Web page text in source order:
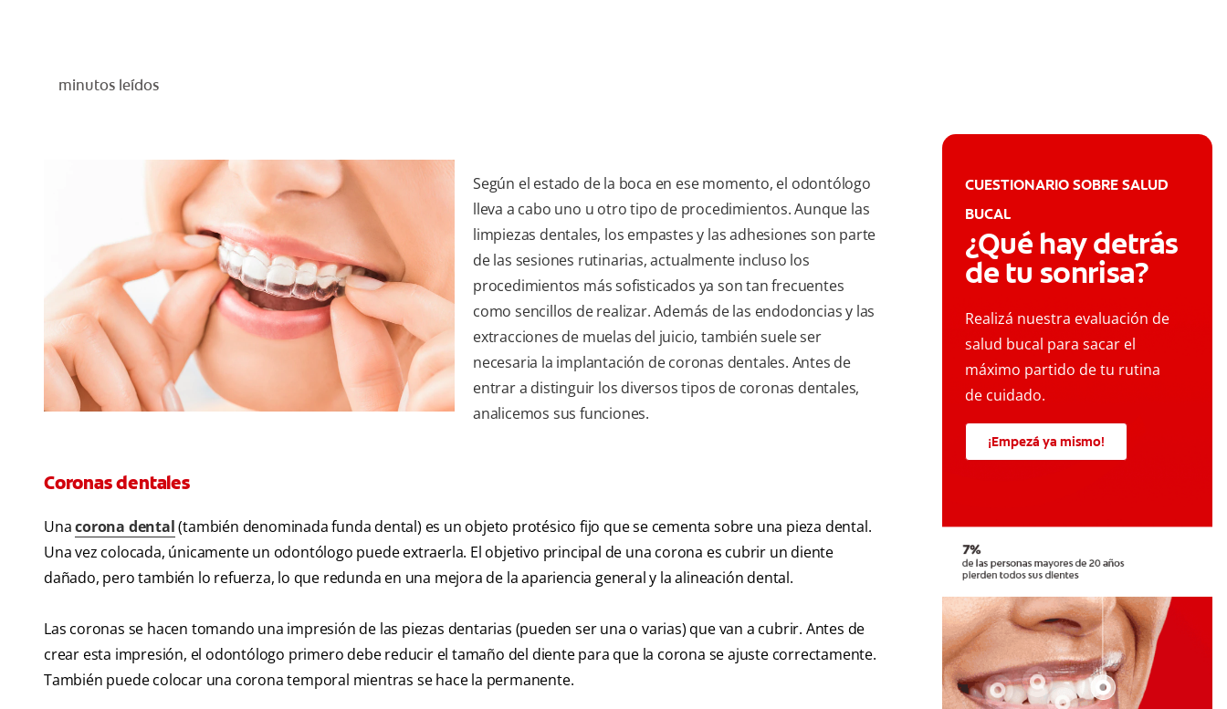
minutos leídos
Según el estado de la boca en ese momento, el odontólogo
lleva a cabo uno u otro tipo de procedimientos. Aunque las
limpiezas dentales, los empastes y las adhesiones son parte
de las sesiones rutinarias, actualmente incluso los
procedimientos más sofisticados ya son tan frecuentes
como sencillos de realizar. Además de las endodoncias y las
extracciones de muelas del juicio, también suele ser
necesaria la implantación de coronas dentales. Antes de
entrar a distinguir los diversos tipos de coronas dentales,
analicemos sus funciones.
Coronas dentales
Unacorona dental(también denominada funda dental) es un objeto protésico fijo que se cementa sobre una pieza dental.
Una vez colocada, únicamente un odontólogo puede extraerla. El objetivo principal de una corona es cubrir un diente
dañado, pero también lo refuerza, lo que redunda en una mejora de la apariencia general y la alineación dental.
Las coronas se hacen tomando una impresión de las piezas dentarias (pueden ser una o varias) que van a cubrir. Antes de
crear esta impresión, el odontólogo primero debe reducir el tamaño del diente para que la corona se ajuste correctamente.
También puede colocar una corona temporal mientras se hace la permanente.
CUESTIONARIO SOBRE SALUD
BUCAL
¿Qué hay detrás
de tu sonrisa?
Realizá nuestra evaluación de
salud bucal para sacar el
máximo partido de tu rutina
de cuidado.
¡Empezá ya mismo!